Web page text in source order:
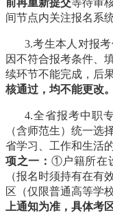
间节点内关注报名系
3.考生本人对报
因不符合报考条件、
续环节不能完成，后
核通过，均不能更改。
4.全省报考中职
（含师范生）统一选
省学习、工作和生活
项之一： ①户籍所在
（报名时须持有在
区（仅限普通高等学
上通知为准，具体考